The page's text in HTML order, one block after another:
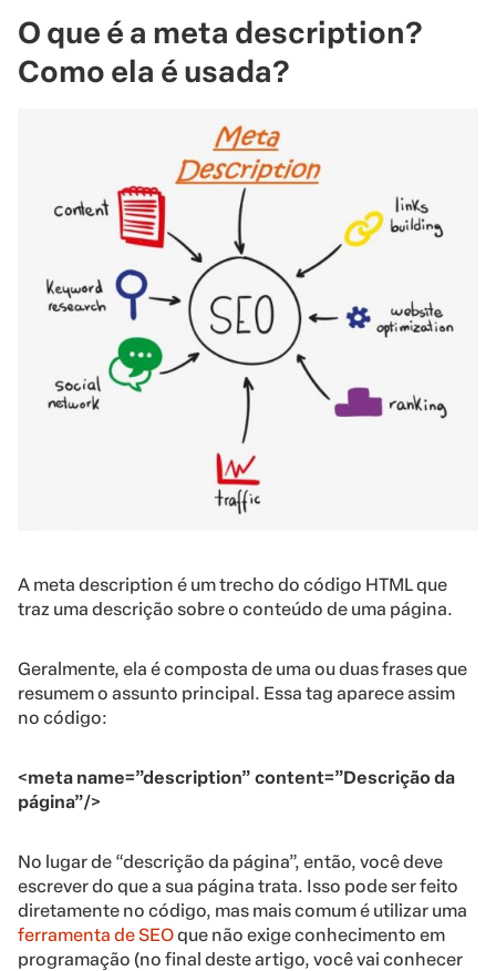
O que é a meta description?
Como ela é usada?
A meta description é um trecho do código HTML que
traz uma descrição sobre o conteúdo de uma página.
Geralmente, ela é composta de uma ou duas frases que
resumem o assunto principal. Essa tag aparece assim
no código:
<meta name=”description” content=”Descrição da
página”/>
No lugar de “descrição da página”, então, você deve
escrever do que a sua página trata. Isso pode ser feito
diretamente no código, mas mais comum é utilizar uma
ferramenta de SEOque não exige conhecimento em
programação (no final deste artigo, você vai conhecer